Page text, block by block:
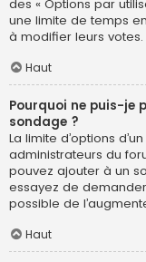
des « Options par
une limite de temps
à modifier leurs votes.
Haut
Pourquoi ne puis-je
sondage ?
La limite d’options
administrateurs du
pouvez ajouter à un
essayez de
possible de
Haut